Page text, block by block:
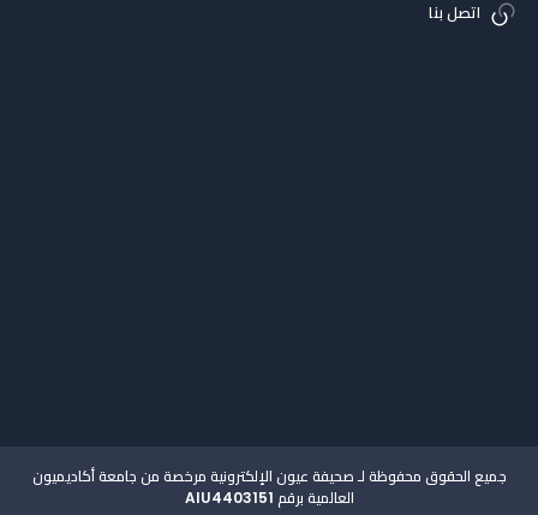
اتصل بنا
جميع الحقوق محفوظة لـ صحيفة عيون الإلكترونية مرخصة من جامعة أكاديميون
العالمية برقم AIU4403151